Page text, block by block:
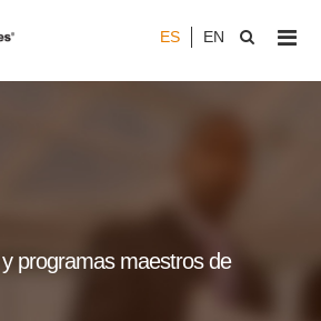
ES EN
programas maestros de